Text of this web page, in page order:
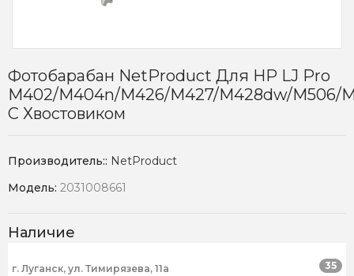
Фотобарабан NetProduct Для HP LJ Pro
M402/M404n/M426/M427/M428dw/M506/
С Хвостовиком
Производитель:: NetProduct
Модель: 2031008661
Наличие
г. Луганск, ул. Тимирязева, 11а 35